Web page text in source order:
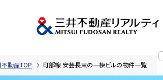
動産TOP 可部線 安芸長束の一棟ビルの物件一覧